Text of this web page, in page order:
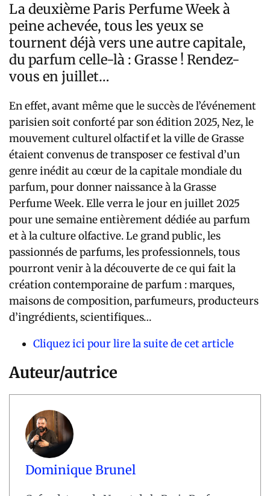
La deuxième Paris Perfume Week à
peine achevée, tous les yeux se
tournent déjà vers une autre capitale,
du parfum celle-là : Grasse ! Rendez-
vous en juillet…
En effet, avant même que le succès de l’événement
parisien soit conforté par son édition 2025, Nez, le
mouvement culturel olfactif et la ville de Grasse
étaient convenus de transposer ce festival d’un
genre inédit au cœur de la capitale mondiale du
parfum, pour donner naissance à la Grasse
Perfume Week. Elle verra le jour en juillet 2025
pour une semaine entièrement dédiée au parfum
et à la culture olfactive. Le grand public, les
passionnés de parfums, les professionnels, tous
pourront venir à la découverte de ce qui fait la
création contemporaine de parfum : marques,
maisons de composition, parfumeurs, producteurs
d’ingrédients, scientifiques…
Cliquez ici pour lire la suite de cet article
Auteur/autrice
Dominique Brunel